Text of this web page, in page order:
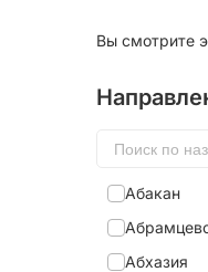
Вы смотрите
Абакан
Абхазия